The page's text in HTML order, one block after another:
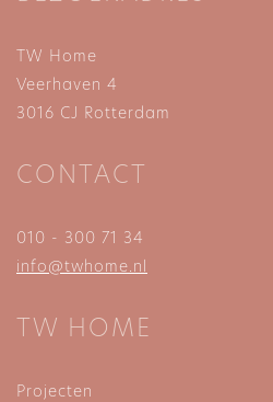
TW Home
Veerhaven 4
3016 CJ Rotterdam
CONTACT
010 - 300 71 34
info@twhome.nl
TW HOME
Projecten